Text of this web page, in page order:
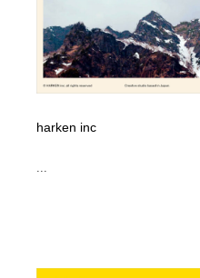
harken inc
...